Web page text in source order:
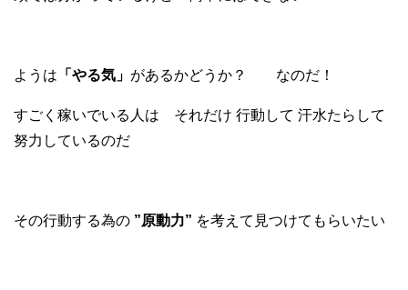
ようは 「やる気」 があるかどうか？ なのだ！
すごく稼いでいる人は それだけ 行動して 汗水たらして
努力しているのだ
その行動する為の ”原動力” を考えて見つけてもらいたい